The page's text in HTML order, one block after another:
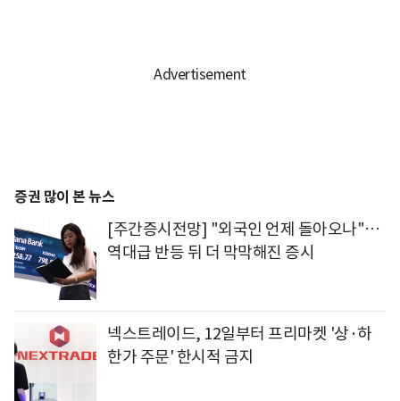
증권 많이 본 뉴스
[주간증시전망] "외국인 언제 돌아오나"…
역대급 반등 뒤 더 막막해진 증시
넥스트레이드, 12일부터 프리마켓 '상·하
한가 주문' 한시적 금지